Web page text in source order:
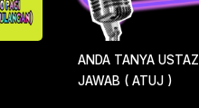
ANDA TANYA USTAZ
JAWAB ( ATUJ )